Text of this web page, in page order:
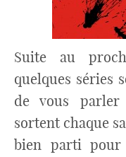
Suite au
quelques séries
de vous
sortent chaque
bien parti pour